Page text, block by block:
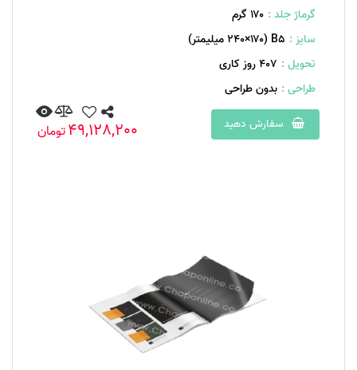
گرماژ جلد : ۱۷۰ گرم
سایز : B۵ (۲۴۰×۱۷۰ میلیمتر)
تحویل : 407 روز کاری
طراحی : بدون طراحی
سفارش دهید
49,128,200تومان